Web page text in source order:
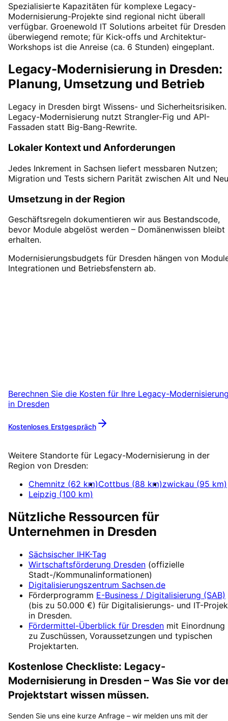
Spezialisierte Kapazitäten für komplexe Legacy-
Modernisierung-Projekte sind regional nicht überall
verfügbar. Groenewold IT Solutions arbeitet für Dresden
überwiegend remote; für Kick-offs und Architektur-
Workshops ist die Anreise (ca. 6 Stunden) eingeplant.
Legacy-Modernisierung in Dresden:
Planung, Umsetzung und Betrieb
Legacy in Dresden birgt Wissens- und Sicherheitsrisiken.
Legacy-Modernisierung nutzt Strangler-Fig und API-
Fassaden statt Big-Bang-Rewrite.
Lokaler Kontext und Anforderungen
Jedes Inkrement in Sachsen liefert messbaren Nutzen;
Migration und Tests sichern Parität zwischen Alt und
Umsetzung in der Region
Geschäftsregeln dokumentieren wir aus Bestandscode,
bevor Module abgelöst werden – Domänenwissen bleibt
erhalten.
Modernisierungsbudgets für Dresden hängen von
Integrationen und Betriebsfenstern ab.
Berechnen Sie die Kosten für Ihre Legacy-
in Dresden
Kostenloses Erstgespräch
Weitere Standorte für Legacy-Modernisierung in der
Region von Dresden:
Chemnitz (62 km)Cottbus (88 km)zwickau (95 km)
Leipzig (100 km)
Nützliche Ressourcen für
Unternehmen in Dresden
Sächsischer IHK-Tag
Wirtschaftsförderung Dresden (offizielle
Stadt-/Kommunalinformationen)
Digitalisierungszentrum Sachsen.de
Förderprogramm E-Business / Digitalisierung (SAB)
(bis zu 50.000 €) für Digitalisierungs- und IT-
in Dresden.
Fördermittel-Überblick für Dresden mit Einordnung
zu Zuschüssen, Voraussetzungen und typischen
Projektarten.
Kostenlose Checkliste: Legacy-
Modernisierung in Dresden – Was Sie vor
Projektstart wissen müssen.
Senden Sie uns eine kurze Anfrage – wir melden uns mit der